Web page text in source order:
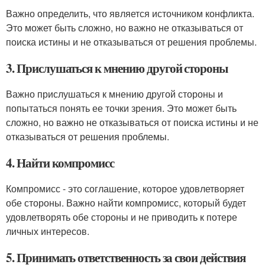
Важно определить, что является источником конфликта.
Это может быть сложно, но важно не отказываться от
поиска истины и не отказываться от решения проблемы.
3. Прислушаться к мнению другой стороны
Важно прислушаться к мнению другой стороны и
попытаться понять ее точки зрения. Это может быть
сложно, но важно не отказываться от поиска истины и не
отказываться от решения проблемы.
4. Найти компромисс
Компромисс - это соглашение, которое удовлетворяет
обе стороны. Важно найти компромисс, который будет
удовлетворять обе стороны и не приводить к потере
личных интересов.
5. Принимать ответственность за свои действия